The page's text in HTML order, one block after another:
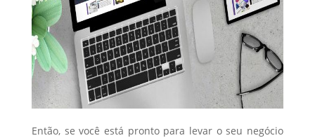
Então, se você está pronto para levar o seu negócio